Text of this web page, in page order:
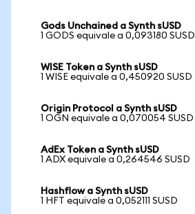
Gods Unchained a Synth sUSD
1 GODS equivale a 0,093180 SUSD
WISE Token a Synth sUSD
1 WISE equivale a 0,450920 SUSD
Origin Protocol a Synth sUSD
1 OGN equivale a 0,070054 SUSD
AdEx Token a Synth sUSD
1 ADX equivale a 0,264546 SUSD
Hashflow a Synth sUSD
1 HFT equivale a 0,052111 SUSD